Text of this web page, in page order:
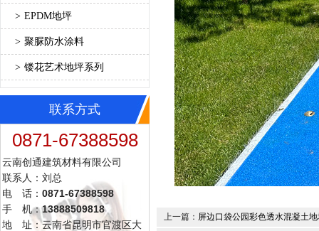
> EPDM地坪
> 聚脲防水涂料
> 镂花艺术地坪系列
联系方式
0871-67388598
云南创通建筑材料有限公司
联系人：刘总
电 话： 0871-67388598
手 机：13888509818
地 址：云南省昆明市官渡区大
上一篇： 屏边口袋公园彩色透水混凝土